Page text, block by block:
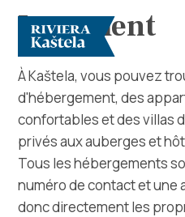
Rechercher
Logement
À Kaštela, vous pouvez
d'hébergement, des
confortables et des villas
privés aux auberges et
Tous les hébergements
numéro de contact et une
donc directement les